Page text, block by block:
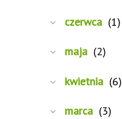
czerwca (1)
maja (2)
kwietnia (6)
marca (3)